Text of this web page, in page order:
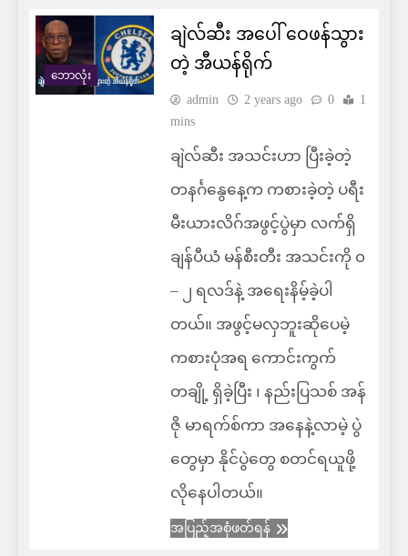
ဘောလုံး
ချဲလ်ဆီး အပေါ် ဝေဖန်သွား
တဲ့ အီယန်ရိုက်
admin 2 years ago 0
1
mins
ချဲလ်ဆီး အသင်းဟာ ပြီးခဲ့တဲ့
တနင်္ဂနွေနေ့က ကစားခဲ့တဲ့ ပရီး
မီးယားလိဂ်အဖွင့်ပွဲမှာ လက်ရှိ
ချန်ပီယံ မန်စီးတီး အသင်းကို ၀
– ၂ ရလဒ်နဲ့ အရေးနိမ့်ခဲ့ပါ
တယ်။ အဖွင့်မလှဘူးဆိုပေမဲ့
ကစားပုံအရ ကောင်းကွက်
တချို့ ရှိခဲ့ပြီး ၊ နည်းပြသစ် အန်
ဇို မာရက်စ်ကာ အနေနဲ့လာမဲ့ ပွဲ
တွေမှာ နိုင်ပွဲတွေ စတင်ရယူဖို့
လိုနေပါတယ်။
အပြည့်အစုံဖတ်ရန်